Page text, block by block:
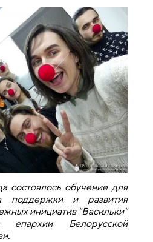
состоялось обучение для
поддержки и развития
инициатив "Васильки"
епархии Белорусской